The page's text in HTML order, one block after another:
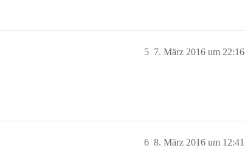
7. März 2016 um 22:16
5
8. März 2016 um 12:41
6